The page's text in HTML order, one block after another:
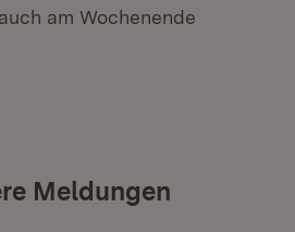
am Wochenende
Meldungen